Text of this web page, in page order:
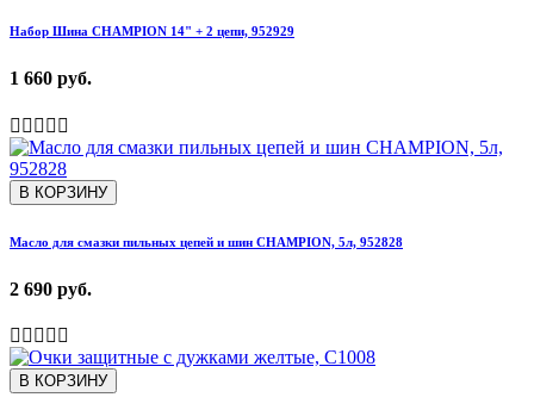
Набор Шина CHAMPION 14" + 2 цепи, 952929
1 660 руб.
В КОРЗИНУ
Масло для смазки пильных цепей и шин CHAMPION, 5л, 952828
2 690 руб.
В КОРЗИНУ